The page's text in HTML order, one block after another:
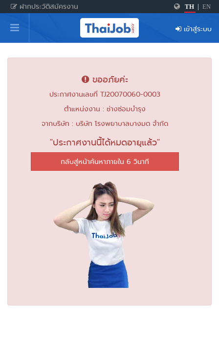
ฝากประวัติสมัครงาน TH EN
หน้าหลัก
ผู้สมัครงาน: เข้าสู่ระบบ
ฝากประวัติสมัครงาน
สำหรับผู้ประกอบการ
เข้าสู่ระบบ
ขออภัยค่ะ
ประกาศงานเลขที่ TJ20070060-0003
ตำแหน่งงาน : ช่างซ่อมบำรุง
จากบริษัท : บริษัท โรงพยาบาลบางมด จำกัด
"ประกาศงานนี้ได้หมดอายุแล้ว"
กลับสู่หน้าค้นหาภายใน 6 วินาที